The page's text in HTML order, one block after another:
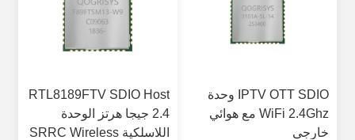
IPTV OTT SDIO وحدة
WiFi 2.4Ghz مع هوائي
خارجي
RTL8189FTV SDIO Host
2.4 جيجا هرتز الوحدة
اللاسلكية SRRC Wireless